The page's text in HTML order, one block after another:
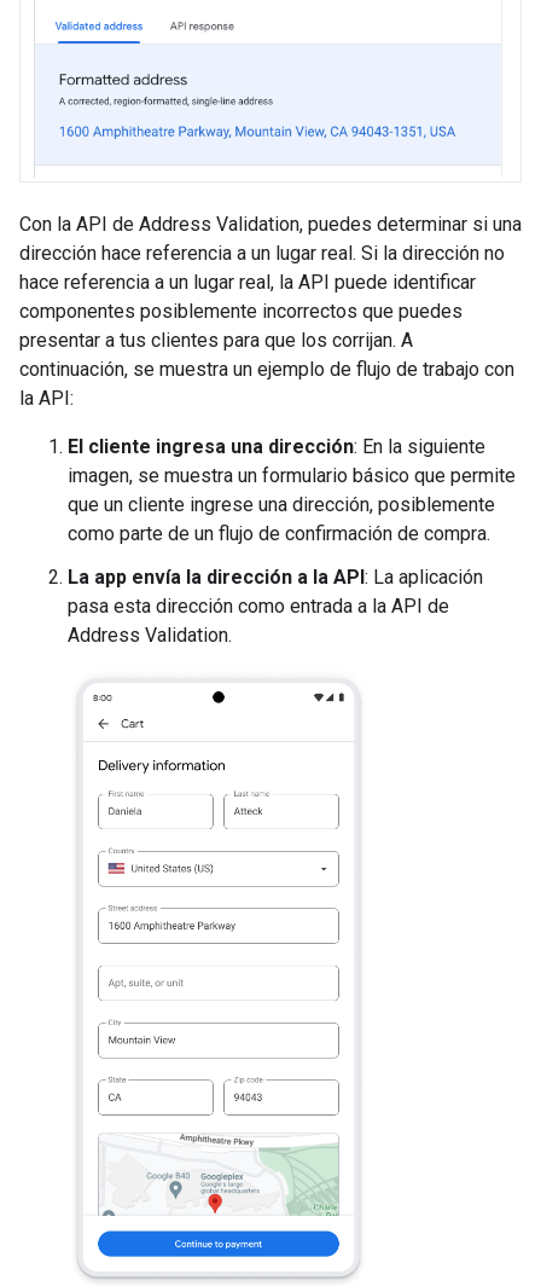
Con la API de Address Validation, puedes determinar si una
dirección hace referencia a un lugar real. Si la dirección no
hace referencia a un lugar real, la API puede identificar
componentes posiblemente incorrectos que puedes
presentar a tus clientes para que los corrijan. A
continuación, se muestra un ejemplo de flujo de trabajo con
la API:
El cliente ingresa una dirección: En la siguiente
imagen, se muestra un formulario básico que permite
que un cliente ingrese una dirección, posiblemente
como parte de un flujo de confirmación de compra.
La app envía la dirección a la API : La aplicación
pasa esta dirección como entrada a la API de
Address Validation.